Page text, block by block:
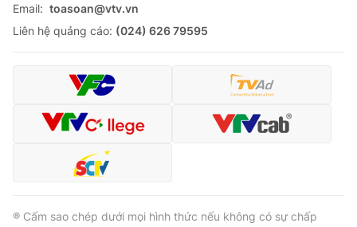
Email: toasoan@vtv.vn
Liên hệ quảng cáo: (024) 626 79595
® Cấm sao chép dưới mọi hình thức nếu không có sự chấp